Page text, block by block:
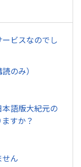
ビスなのでし
のみ）
語版大紀元の
すか？
ん